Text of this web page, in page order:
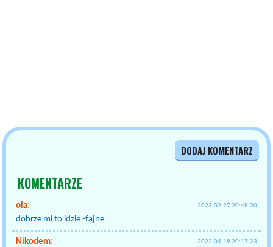
DODAJ KOMENTARZ
KOMENTARZE
ola: 2023-02-27 20:48:20
dobrze mi to idzie -fajne
Nikodem: 2022-04-19 20:17:23